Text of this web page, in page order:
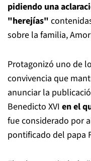
pidiendo una
"herejías"
sobre la familia,
Protagonizó uno de
convivencia que
anunciar la
Benedicto XVI en el
fue considerado por
pontificado del papa